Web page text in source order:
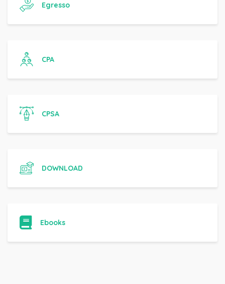
Egresso
CPA
CPSA
DOWNLOAD
Ebooks